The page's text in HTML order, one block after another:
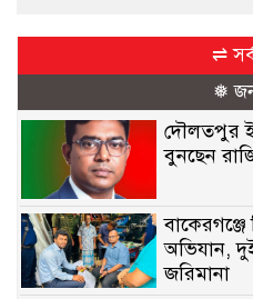
⇌
❅
দৌলতপুর
বুনছেন
বাকেরগঞ্জে
অভিযান,
জরিমানা